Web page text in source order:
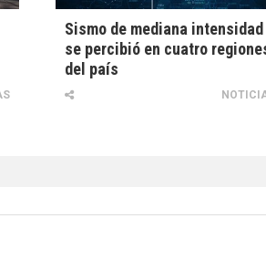
Sismo de mediana intensidad
se percibió en cuatro
del país